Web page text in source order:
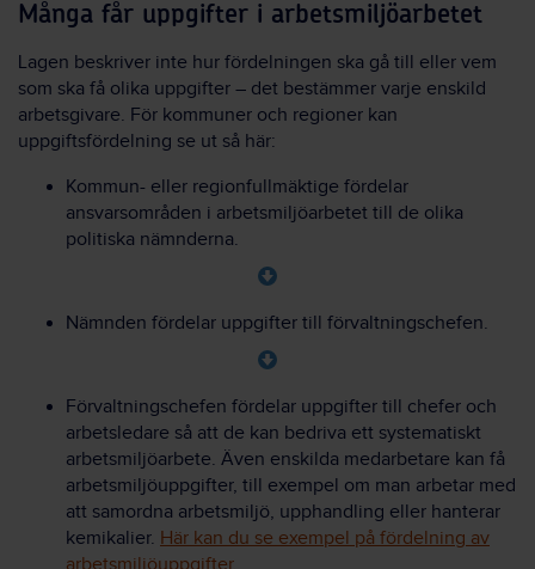
Många får uppgifter i arbetsmiljöarbetet
Lagen beskriver inte hur fördelningen ska gå till eller vem
som ska få olika uppgifter – det bestämmer varje enskild
arbetsgivare. För kommuner och regioner kan
uppgiftsfördelning se ut så här:
Kommun- eller regionfullmäktige fördelar
ansvarsområden i arbetsmiljöarbetet till de olika
politiska nämnderna.
Nämnden fördelar uppgifter till förvaltningschefen.
Förvaltningschefen fördelar uppgifter till chefer och
arbetsledare så att de kan bedriva ett systematiskt
arbetsmiljöarbete. Även enskilda medarbetare kan få
arbetsmiljöuppgifter, till exempel om man arbetar med
att samordna arbetsmiljö, upphandling eller hanterar
kemikalier. Här kan du se exempel på fördelning av